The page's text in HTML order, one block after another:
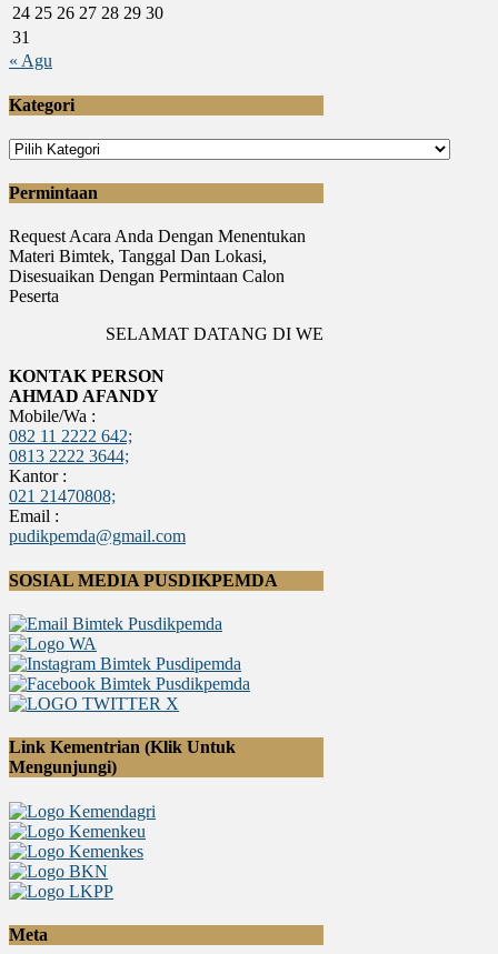
24 25 26 27 28 29 30
31
« Agu
Kategori
Kategori
Permintaan
Request Acara Anda Dengan Menentukan
Materi Bimtek, Tanggal Dan Lokasi,
Disesuaikan Dengan Permintaan Calon
Peserta
SELAMAT DATANG DI WEBSITE PUSDIKPEMDA
KONTAK PERSON
AHMAD AFANDY
Mobile/Wa :
082 11 2222 642;
0813 2222 3644;
Kantor :
021 21470808;
Email :
pudikpemda@gmail.com
SOSIAL MEDIA PUSDIKPEMDA
Link Kementrian (Klik Untuk
Mengunjungi)
Meta